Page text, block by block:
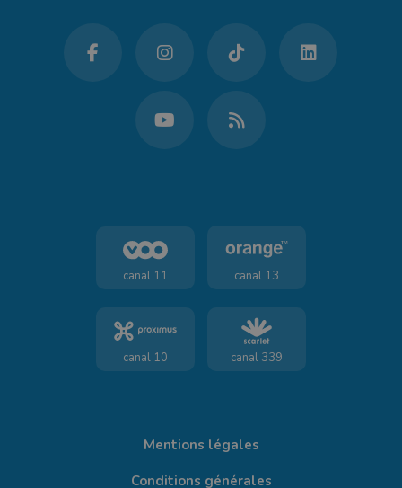
canal 11 canal 13
canal 10 canal 339
Mentions légales
Conditions générales